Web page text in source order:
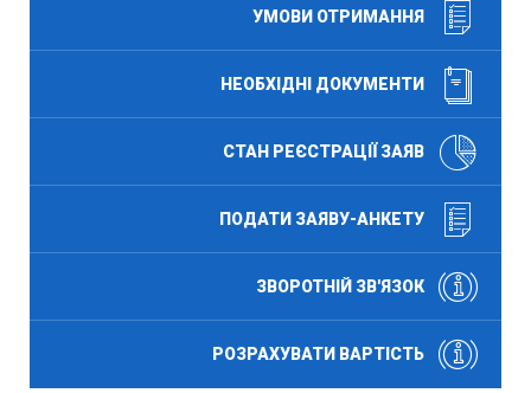
УМОВИ ОТРИМАННЯ
НЕОБХІДНІ ДОКУМЕНТИ
СТАН РЕЄСТРАЦІЇ ЗАЯВ
ПОДАТИ ЗАЯВУ-АНКЕТУ
ЗВОРОТНІЙ ЗВ'ЯЗОК
РОЗРАХУВАТИ ВАРТІСТЬ